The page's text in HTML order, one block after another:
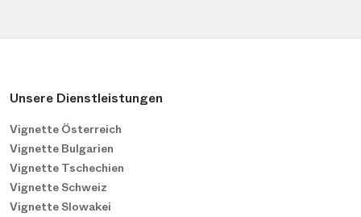
Unsere Dienstleistungen
Vignette Österreich
Vignette Bulgarien
Vignette Tschechien
Vignette Schweiz
Vignette Slowakei